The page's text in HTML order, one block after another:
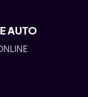
AUTO